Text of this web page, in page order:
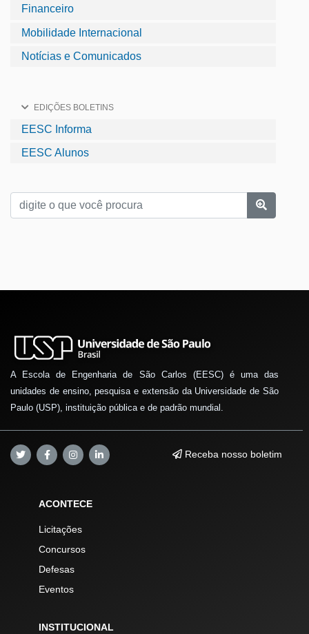
Financeiro
Mobilidade Internacional
Notícias e Comunicados
EDIÇÕES BOLETINS
EESC Informa
EESC Alunos
A Escola de Engenharia de São Carlos (EESC) é uma das
unidades de ensino, pesquisa e extensão da Universidade de São
Paulo (USP), instituição pública e de padrão mundial.
Receba nosso boletim
ACONTECE
Licitações
Concursos
Defesas
Eventos
INSTITUCIONAL